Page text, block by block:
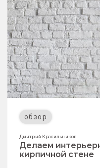
обзор
Дмитрий Красильников
Делаем
кирпичной стене